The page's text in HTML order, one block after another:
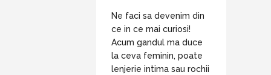
Ne faci sa devenim din
ce in ce mai curiosi!
Acum gandul ma duce
la ceva feminin, poate
lenjerie intima sau rochii